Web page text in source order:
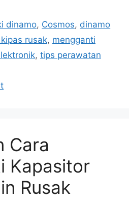
dinamo, Cosmos, dinamo
rusak, mengganti
, tips perawatan
Cara
Kapasitor
Rusak